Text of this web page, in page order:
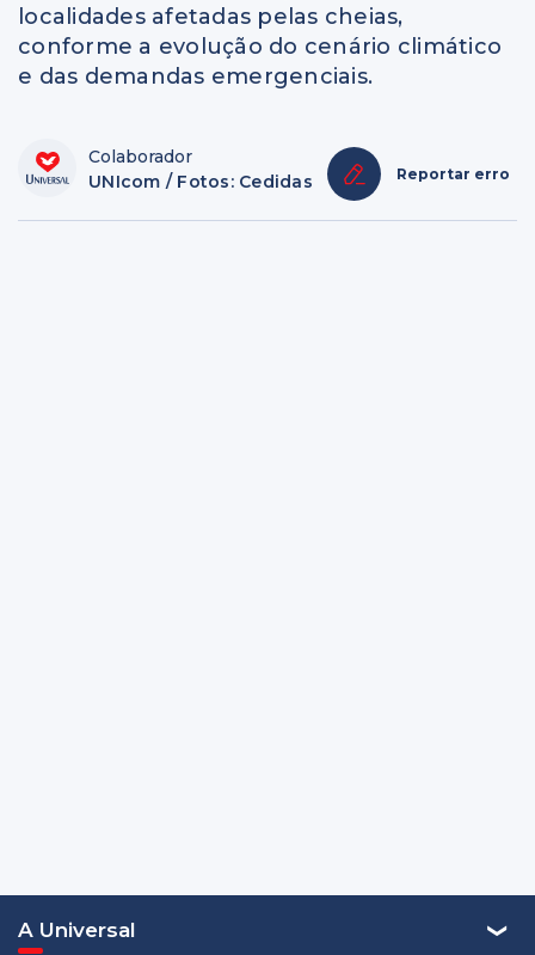
localidades afetadas pelas cheias,
conforme a evolução do cenário climático
e das demandas emergenciais.
Colaborador
UNIcom / Fotos: Cedidas
Reportar erro
A Universal